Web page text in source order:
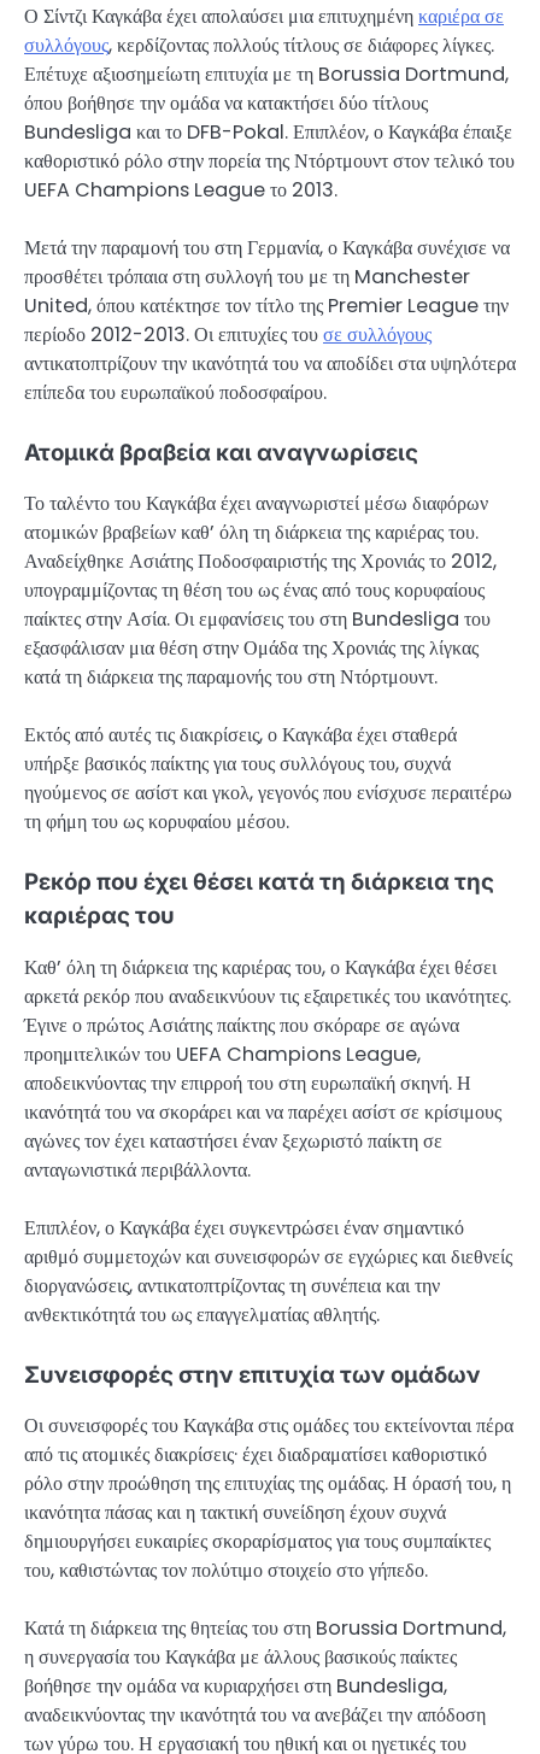
Ο Σίντζι Καγκάβα έχει απολαύσει μια επιτυχημένηκαριέρα σε
συλλόγους, κερδίζοντας πολλούς τίτλους σε διάφορες λίγκες.
Επέτυχε αξιοσημείωτη επιτυχία με τη Borussia Dortmund,
όπου βοήθησε την ομάδα να κατακτήσει δύο τίτλους
Bundesliga και το DFB-Pokal. Επιπλέον, ο Καγκάβα έπαιξε
καθοριστικό ρόλο στην πορεία της Ντόρτμουντ στον τελικό του
UEFA Champions League το 2013.
Μετά την παραμονή του στη Γερμανία, ο Καγκάβα συνέχισε να
προσθέτει τρόπαια στη συλλογή του με τη Manchester
United, όπου κατέκτησε τον τίτλο της Premier League την
περίοδο 2012-2013. Οι επιτυχίες τουσε συλλόγους
αντικατοπτρίζουν την ικανότητά του να αποδίδει στα υψηλότερα
επίπεδα του ευρωπαϊκού ποδοσφαίρου.
Ατομικά βραβεία και αναγνωρίσεις
Το ταλέντο του Καγκάβα έχει αναγνωριστεί μέσω διαφόρων
ατομικών βραβείων καθ’ όλη τη διάρκεια της καριέρας του.
Αναδείχθηκε Ασιάτης Ποδοσφαιριστής της Χρονιάς το 2012,
υπογραμμίζοντας τη θέση του ως ένας από τους κορυφαίους
παίκτες στην Ασία. Οι εμφανίσεις του στη Bundesliga του
εξασφάλισαν μια θέση στην Ομάδα της Χρονιάς της λίγκας
κατά τη διάρκεια της παραμονής του στη Ντόρτμουντ.
Εκτός από αυτές τις διακρίσεις, ο Καγκάβα έχει σταθερά
υπήρξε βασικός παίκτης για τους συλλόγους του, συχνά
ηγούμενος σε ασίστ και γκολ, γεγονός που ενίσχυσε περαιτέρω
τη φήμη του ως κορυφαίου μέσου.
Ρεκόρ που έχει θέσει κατά τη διάρκεια της
καριέρας του
Καθ’ όλη τη διάρκεια της καριέρας του, ο Καγκάβα έχει θέσει
αρκετά ρεκόρ που αναδεικνύουν τις εξαιρετικές του ικανότητες.
Έγινε ο πρώτος Ασιάτης παίκτης που σκόραρε σε αγώνα
προημιτελικών του UEFA Champions League,
αποδεικνύοντας την επιρροή του στη ευρωπαϊκή σκηνή. Η
ικανότητά του να σκοράρει και να παρέχει ασίστ σε κρίσιμους
αγώνες τον έχει καταστήσει έναν ξεχωριστό παίκτη σε
ανταγωνιστικά περιβάλλοντα.
Επιπλέον, ο Καγκάβα έχει συγκεντρώσει έναν σημαντικό
αριθμό συμμετοχών και συνεισφορών σε εγχώριες και διεθνείς
διοργανώσεις, αντικατοπτρίζοντας τη συνέπεια και την
ανθεκτικότητά του ως επαγγελματίας αθλητής.
Συνεισφορές στην επιτυχία των ομάδων
Οι συνεισφορές του Καγκάβα στις ομάδες του εκτείνονται πέρα
από τις ατομικές διακρίσεις· έχει διαδραματίσει καθοριστικό
ρόλο στην προώθηση της επιτυχίας της ομάδας. Η όρασή του, η
ικανότητα πάσας και η τακτική συνείδηση έχουν συχνά
δημιουργήσει ευκαιρίες σκοραρίσματος για τους συμπαίκτες
του, καθιστώντας τον πολύτιμο στοιχείο στο γήπεδο.
Κατά τη διάρκεια της θητείας του στη Borussia Dortmund,
η συνεργασία του Καγκάβα με άλλους βασικούς παίκτες
βοήθησε την ομάδα να κυριαρχήσει στη Bundesliga,
αναδεικνύοντας την ικανότητά του να ανεβάζει την απόδοση
των γύρω του. Η εργασιακή του ηθική και οι ηγετικές του